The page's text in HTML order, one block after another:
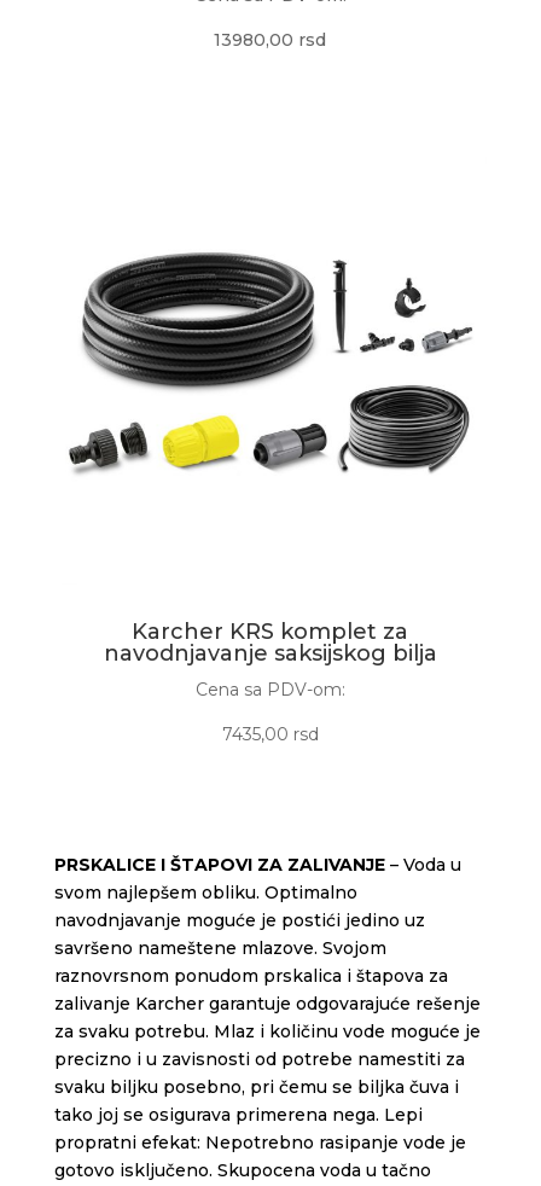
13980,00 rsd
Karcher KRS komplet za
navodnjavanje saksijskog bilja
Cena sa PDV-om:
7435,00 rsd
PRSKALICE I ŠTAPOVI ZA ZALIVANJE– Voda u
svom najlepšem obliku. Optimalno
navodnjavanje moguće je postići jedino uz
savršeno nameštene mlazove. Svojom
raznovrsnom ponudom prskalica i štapova za
zalivanje Karcher garantuje odgovarajuće rešenje
za svaku potrebu. Mlaz i količinu vode moguće je
precizno i u zavisnosti od potrebe namestiti za
svaku biljku posebno, pri čemu se biljka čuva i
tako joj se osigurava primerena nega. Lepi
propratni efekat: Nepotrebno rasipanje vode je
gotovo isključeno. Skupocena voda u tačno